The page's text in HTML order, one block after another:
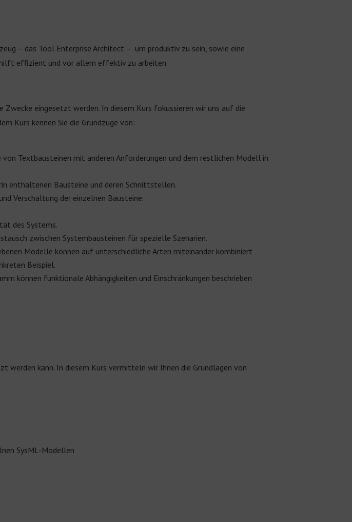
– das Tool EnterpriseArchitect – um produktiv zu sein, sowie eine
hilft effizient und vor allem effektiv zu arbeiten.
Zwecke eingesetzt werden. In diesem Kurs fokussieren wir uns auf die
Kurs kennen Sie die Grundzüge von:
Textbausteinen mit anderen Anforderungen und dem restlichen Modell in
enthaltenen Bausteine und deren Schnittstellen.
Verschaltung der einzelnen Bausteine.
des Systems.
zwischen Systembausteinen für spezielle Szenarien.
Modelle können auf unterschiedliche Arten miteinander kombiniert
Beispiel.
können funktionale Abhängigkeiten und Einschränkungen beschrieben
kann. In diesem Kurs vermitteln wir Ihnen die Grundlagen von
SysML-Modellen